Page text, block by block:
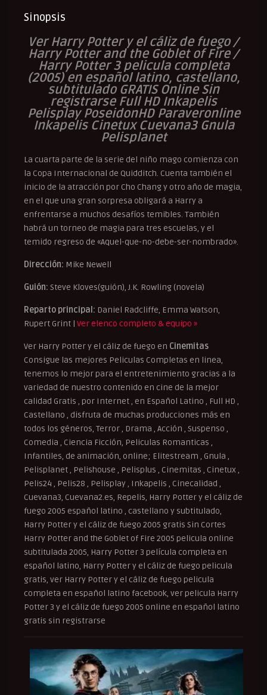
Sinopsis
Ver Harry Potter y el cáliz de fuego /
Harry Potter and the Goblet of Fire /
Harry Potter 3 peliculacompleta
(2005) en español latino, castellano,
subtitulado GRATIS Online Sin
registrarse Full HD Inkapelis
Pelisplay PoseidonHD Paraveronline
Inkapelis Cinetux Cuevana3 Gnula
Pelisplanet
La cuarta parte de la serie del niño mago comienza con
la Copa Internacional de Quidditch. Cuenta también el
inicio de la atracción por Cho Chang y otro año de magia,
en el que una gran sorpresa obligará a Harry a
enfrentarse a muchos desafíos temibles. También
habrá un torneo de magia para tres escuelas, y el
temido regreso de «Aquel-que-no-debe-ser-nombrado».
Dirección: Mike Newell
Guión: Steve Kloves(guión), J.K. Rowling (novela)
Reparto principal: Daniel Radcliffe, Emma Watson,
Rupert Grint | Ver elenco completo & equipo »
Ver Harry Potter y el cáliz de fuego en Cinemitas
Consigue las mejores Peliculas Completas en linea,
tenemos lo mejor para el entretenimiento gracias a la
variedad de nuestro contenido en cine de la mejor
calidad Gratis , por Internet , en Español Latino , Full HD ,
Castellano , disfruta de muchas producciones más en
todos los géneros, Terror , Drama , Acción , Suspenso ,
Comedia , Ciencia Ficción, Peliculas Romanticas ,
Infantiles, de animación, online; Elitestream , Gnula ,
Pelisplanet , Pelishouse , Pelisplus , Cinemitas , Cinetux ,
Pelis24 , Pelis28 , Pelisplay , Inkapelis , Cinecalidad ,
Cuevana3, Cuevana2.es, Repelis, Harry Potter y el cáliz de
fuego 2005 español latino , castellano y subtitulado,
Harry Potter y el cáliz de fuego 2005 gratis Sin Cortes
Harry Potter and the Goblet of Fire 2005 pelicula online
subtitulada 2005, Harry Potter 3 película completa en
español latino, Harry Potter y el cáliz de fuego pelicula
gratis, ver Harry Potter y el cáliz de fuego pelicula
completa en español latino facebook, ver pelicula Harry
Potter 3 y el cáliz de fuego 2005 online en español latino
gratis sin registrarse